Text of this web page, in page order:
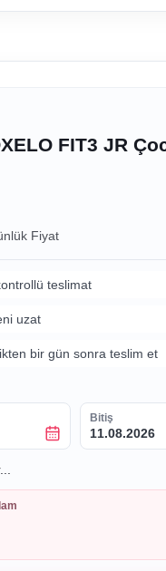
FIT3 JR
Fiyat
teslimat
uzat
bir gün sonra teslim et
Bitiş
11.08.2026